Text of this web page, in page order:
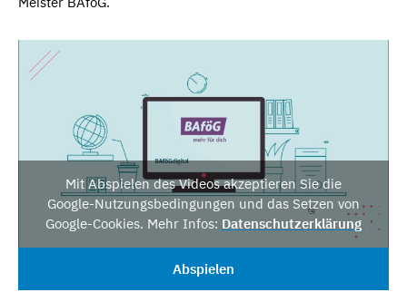
Mit Abspielen des Videos akzeptieren Sie die
Google-Nutzungsbedingungen und das Setzen von
Google-Cookies. Mehr Infos: Datenschutzerklärung
Abspielen